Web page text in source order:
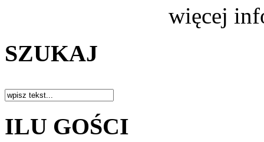
więcej
SZUKAJ
ILU GOŚCI